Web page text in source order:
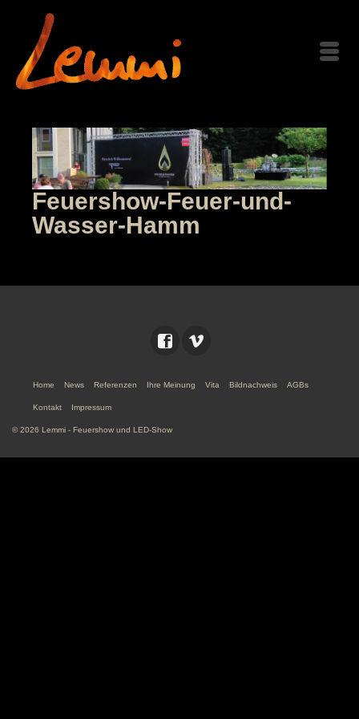
Feuershow-Feuer-und-
Wasser-Hamm
Home News Referenzen Ihre Meinung Vita Bildnachweis AGBs
Kontakt Impressum
© 2026 Lemmi - Feuershow und LED-Show